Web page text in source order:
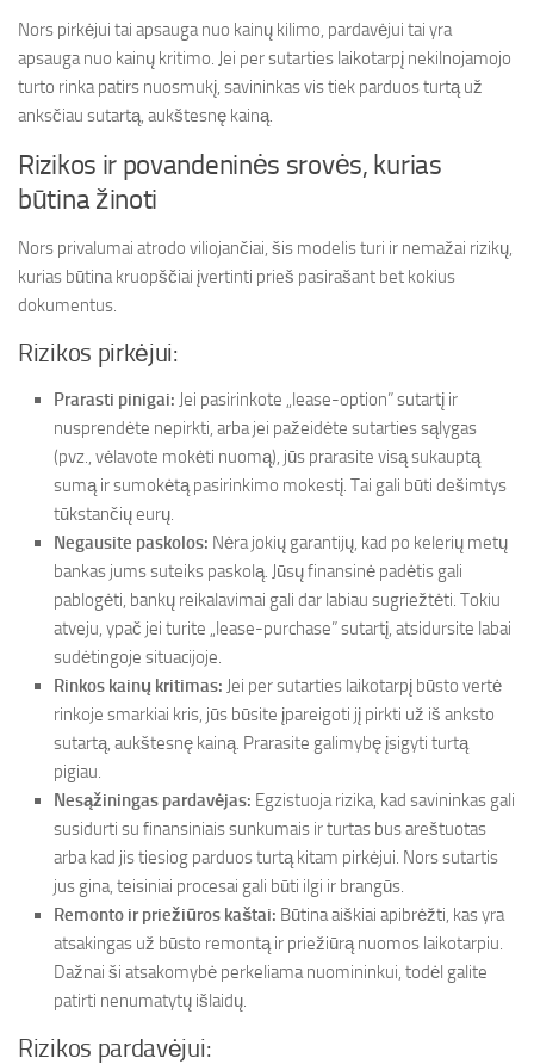
Nors pirkėjui tai apsauga nuo kainų kilimo, pardavėjui tai yra
apsauga nuo kainų kritimo. Jei per sutarties laikotarpį nekilnojamojo
turto rinka patirs nuosmukį, savininkas vis tiek parduos turtą už
anksčiau sutartą, aukštesnę kainą.
Rizikos ir povandeninės srovės, kurias
būtina žinoti
Nors privalumai atrodo viliojančiai, šis modelis turi ir nemažai rizikų,
kurias būtina kruopščiai įvertinti prieš pasirašant bet kokius
dokumentus.
Rizikos pirkėjui:
Prarasti pinigai: Jei pasirinkote „lease-option” sutartį ir
nusprendėte nepirkti, arba jei pažeidėte sutarties sąlygas
(pvz., vėlavote mokėti nuomą), jūs prarasite visą sukauptą
sumą ir sumokėtą pasirinkimo mokestį. Tai gali būti dešimtys
tūkstančių eurų.
Negausite paskolos: Nėra jokių garantijų, kad po kelerių metų
bankas jums suteiks paskolą. Jūsų finansinė padėtis gali
pablogėti, bankų reikalavimai gali dar labiau sugriežtėti. Tokiu
atveju, ypač jei turite „lease-purchase” sutartį, atsidursite labai
sudėtingoje situacijoje.
Rinkos kainų kritimas: Jei per sutarties laikotarpį būsto vertė
rinkoje smarkiai kris, jūs būsite įpareigoti jį pirkti už iš anksto
sutartą, aukštesnę kainą. Prarasite galimybę įsigyti turtą
pigiau.
Nesąžiningas pardavėjas: Egzistuoja rizika, kad savininkas gali
susidurti su finansiniais sunkumais ir turtas bus areštuotas
arba kad jis tiesiog parduos turtą kitam pirkėjui. Nors sutartis
jus gina, teisiniai procesai gali būti ilgi ir brangūs.
Remonto ir priežiūros kaštai: Būtina aiškiai apibrėžti, kas yra
atsakingas už būsto remontą ir priežiūrą nuomos laikotarpiu.
Dažnai ši atsakomybė perkeliama nuomininkui, todėl galite
patirti nenumatytų išlaidų.
Rizikos pardavėjui: